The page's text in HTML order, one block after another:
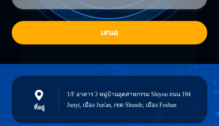
เสนอ
ที่อยู่
1/F อาคาร 3 หมู่บ้านอุตสาหกรรม Shiyou ถนน 194
Junyi, เมือง Jun'an, เขต Shunde, เมือง Foshan